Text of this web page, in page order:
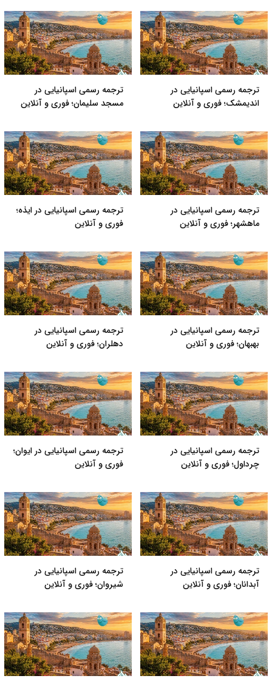
ترجمه رسمی اسپانیایی در
اندیمشک؛ فوری و آنلاین
ترجمه رسمی اسپانیایی در
مسجد سلیمان؛ فوری و آنلاین
ترجمه رسمی اسپانیایی در
ماهشهر؛ فوری و آنلاین
ترجمه رسمی اسپانیایی در ایذه؛
فوری و آنلاین
ترجمه رسمی اسپانیایی در
بهبهان؛ فوری و آنلاین
ترجمه رسمی اسپانیایی در
دهلران؛ فوری و آنلاین
ترجمه رسمی اسپانیایی در
چرداول؛ فوری و آنلاین
ترجمه رسمی اسپانیایی در ایوان؛
فوری و آنلاین
ترجمه رسمی اسپانیایی در
آبدانان؛ فوری و آنلاین
ترجمه رسمی اسپانیایی در
شیروان؛ فوری و آنلاین